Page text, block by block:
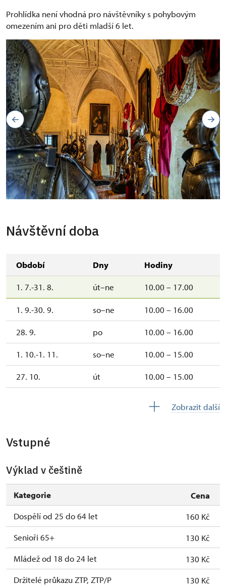
Prohlídka není vhodná pro návštěvníky s pohybovým
omezením ani pro děti mladší 6 let.
Návštěvní doba
Období Dny Hodiny
1. 7.-31. 8. út–ne 10.00 – 17.00
1. 9.-30. 9. so–ne 10.00 – 16.00
28. 9. po 10.00 – 16.00
1. 10.-1. 11. so–ne 10.00 – 15.00
27. 10. út 10.00 – 15.00
10.00 – 15.00
1. 1.-31. 3.
Zobrazit další
Vstupné
Výklad v češtině
Kategorie
Cena
Dospělí od 25 do 64 let
160 Kč
Senioři 65+
130 Kč
Mládež od 18 do 24 let
130 Kč
Držitelé průkazu ZTP, ZTP/P
130 Kč